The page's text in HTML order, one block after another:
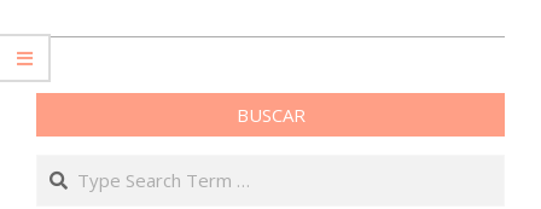
03-
BUSCAR
Search